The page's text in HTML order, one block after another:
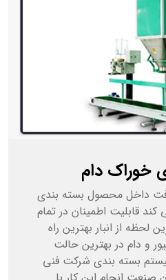
خوراک دام
داخل محصول بسته بندی
قابلیت اطمینان در تمام
از انبار بهترین راه
و دام در بهترین حالت
بسته بندی شرکت فنی